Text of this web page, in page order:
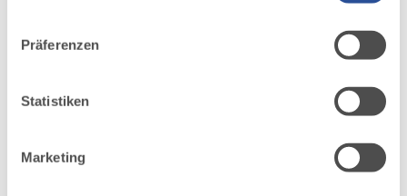
möglicherweise mit weiteren Daten zusammen, die du
Nutzung der Dienste gesammelt haben.
Präferenzen
Statistiken
Marketing